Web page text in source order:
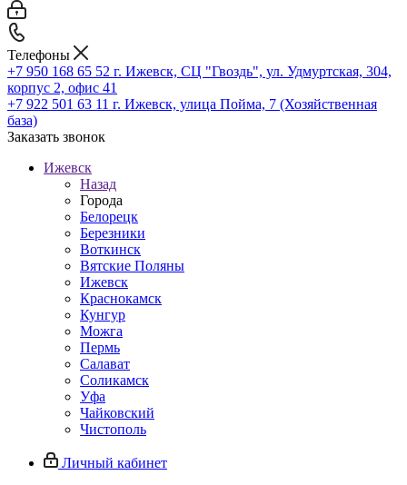
Телефоны
+7 950 168 65 52 г. Ижевск, СЦ "Гвоздь", ул. Удмуртская, 304,
корпус 2, офис 41
+7 922 501 63 11 г. Ижевск, улица Пойма, 7 (Хозяйственная
база)
Заказать звонок
Ижевск
Назад
Города
Белорецк
Березники
Воткинск
Вятские Поляны
Ижевск
Краснокамск
Кунгур
Можга
Пермь
Салават
Соликамск
Уфа
Чайковский
Чистополь
Личный кабинет